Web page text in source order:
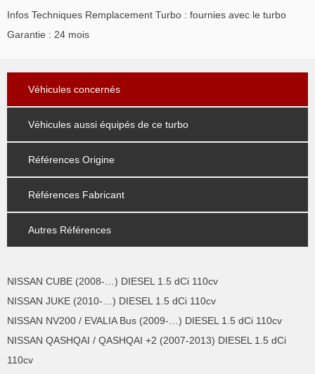
Infos Techniques Remplacement Turbo : fournies avec le turbo
Garantie : 24 mois
Véhicules concernés
Véhicules aussi équipés de ce turbo
Références Origine
Références Fabricant
Autres Références
NISSAN CUBE (2008-…) DIESEL 1.5 dCi 110cv
NISSAN JUKE (2010-…) DIESEL 1.5 dCi 110cv
NISSAN NV200 / EVALIA Bus (2009-…) DIESEL 1.5 dCi 110cv
NISSAN QASHQAI / QASHQAI +2 (2007-2013) DIESEL 1.5 dCi
110cv